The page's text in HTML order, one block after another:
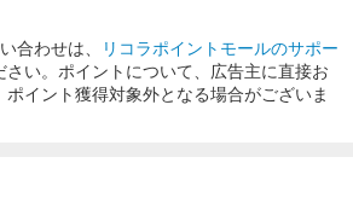
合わせは、
リコラポイントモールのサポー
さい。ポイントについて、広告主に直接お
イント獲得対象外となる場合がございま